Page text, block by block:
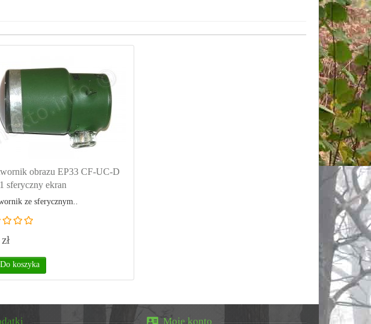
obrazu EP33 CF-UC-D
sferyczny ekran
ze sferycznym..
Do koszyka
Moje konto